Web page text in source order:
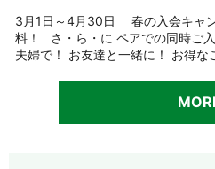
3月1日～4月30日 春の入会キャ
料！ さ・ら・に ペアでの同時ご
夫婦で！ お友達と一緒に！ お得